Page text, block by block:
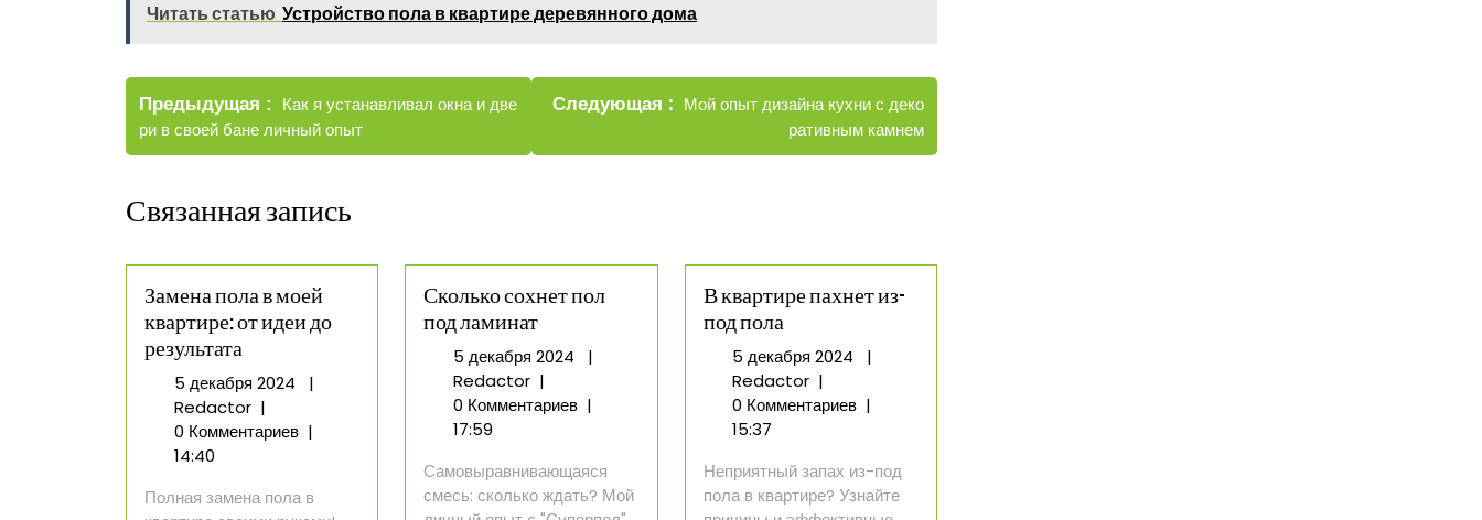
Читать статью Устройство пола в квартире деревянного дома
Навигация
по
записям
Предыдущая
Старые
записи
Как я устанавливал окна и две
ри в своей бане личный опыт
Следующая
Новые
Мой опыт дизайна кухни с деко
ративным камнем
Связанная запись
Замена пола в моей
квартире: от идеи до
результата
5 декабря 20245
2024
|
RedactorЗамена
пола
квартире:
|
0 Комментариев |
14:40
Полная замена пола в
Сколько сохнет пол
под ламинат
5 декабря 2024
2024
|
RedactorСколько
сохнет
ламинат
|
0 Комментариев |
17:59
Самовыравнивающаяся
смесь: сколько ждать? Мой
В квартире пахнет из-
под пола
5 декабря 2024
2024
|
RedactorВ
квартире
под
пола
|
0 Комментариев |
15:37
Неприятный запах из-под
пола в квартире? Узнайте